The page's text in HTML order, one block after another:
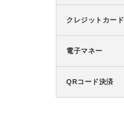
クレジットカード
電子マネー
QRコード決済